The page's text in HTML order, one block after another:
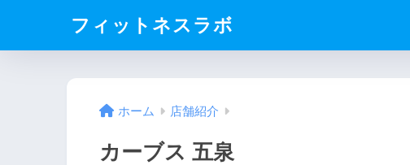
フィットネスラボ
ホーム 店舗紹介
カーブス 五泉